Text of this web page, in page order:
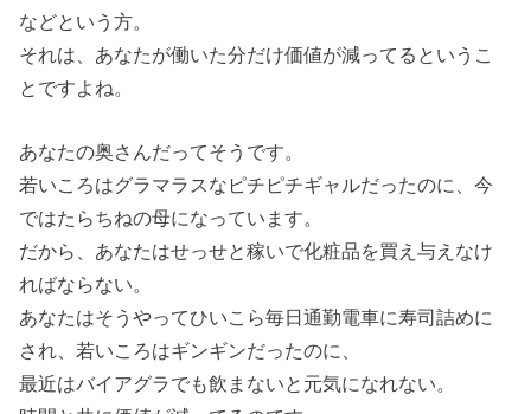
などという方。
それは、あなたが働いた分だけ価値が減ってるというこ
とですよね。
あなたの奥さんだってそうです。
若いころはグラマラスなピチピチギャルだったのに、今
ではたらちねの母になっています。
だから、あなたはせっせと稼いで化粧品を買え与えなけ
ればならない。
あなたはそうやってひいこら毎日通勤電車に寿司詰めに
され、若いころはギンギンだったのに、
最近はバイアグラでも飲まないと元気になれない。